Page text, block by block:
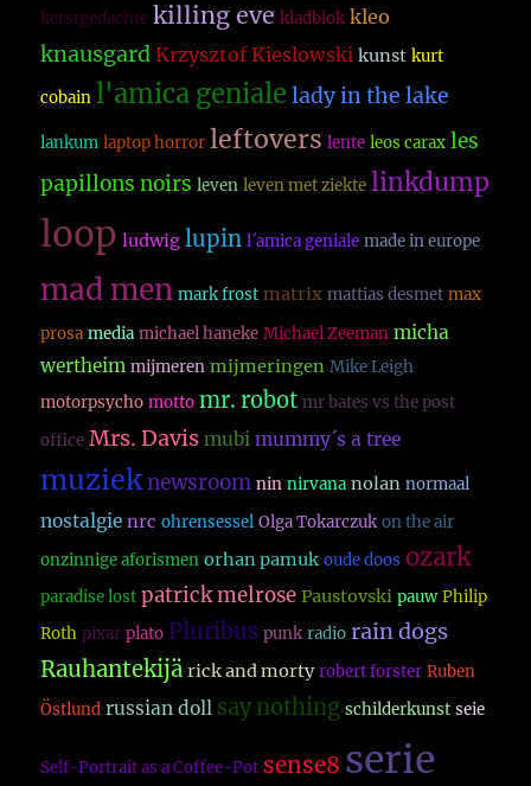
kerstgedachte killing eve kladblok kleo
knausgard Krzysztof Kieslowski kunst kurt
cobain l'amica geniale lady in the lake
lankum laptop horror leftovers lente leos carax les
papillons noirs leven leven met ziekte linkdump
loop ludwig lupin l´amica geniale made in europe
mad men mark frost matrix mattias desmet max
prosa media michael haneke Michael Zeeman micha
wertheim mijmeren mijmeringen Mike Leigh
motorpsycho motto mr. robot mr bates vs the post
office Mrs. Davis mubi mummy´s a tree
muzieknewsroom nin nirvana nolan normaal
nostalgie nrc ohrensessel Olga Tokarczuk on the air
onzinnige aforismen orhan pamuk oude doos ozark
paradise lost patrick melrose Paustovski pauw Philip
Roth pixar plato Pluribus punk radio rain dogs
Rauhantekijä rick and morty robert forster Ruben
Östlund russian doll say nothing schilderkunst seie
Self-Portrait as a Coffee-Pot sense8 serie